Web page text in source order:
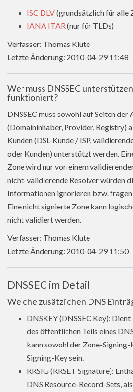
ISC DLV(grundsätzlich für alle
IANA ITAR(nur für TLDs)
Verfasser: Thomas Klute
Letzte Änderung: 2010-04-29 11:48
Wer muss DNSSEC
funktioniert?
DNSSEC muss sowohl auf Seiten der
(Domaininhaber, Provider, Registry)
Kunden (DSL-Kunde / ISP,
oder Kunden) unterstützt werden.
Zone wird nur von einem
nicht-validierende Resolver würden
Informationen ignorieren bzw. fragen
Eine nicht signierte Zone kann
nicht validiert werden.
Verfasser: Thomas Klute
Letzte Änderung: 2010-04-29 11:50
DNSSEC im Detail
Welche zusätzlichen DNS
DNSKEY (DNSSEC Key):
des öffentlichen Teils eines
kann sowohl der Zone-Signing-
Signing-Key sein.
RRSIG (RRSET Signature):
DNS Resource-Record-Sets,